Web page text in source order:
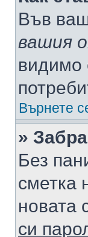
Във
вашия
видимо
Върнете
»
Без
сметка
новата
си